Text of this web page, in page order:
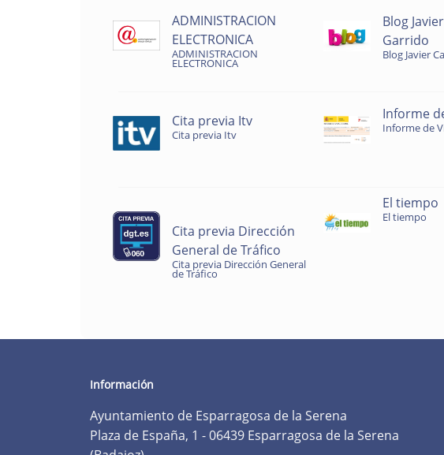
ADMINISTRACION
ELECTRONICA
ADMINISTRACION
ELECTRONICA
Blog
Garrido
Blog Javier
Cita previa Itv
Cita previa Itv
Informe
Informe de
Cita previa Dirección
General de Tráfico
Cita previa Dirección General
de Tráfico
El tiempo
El tiempo
Información
Ayuntamiento de Esparragosa de la Serena
Plaza de España, 1 - 06439 Esparragosa de la Serena